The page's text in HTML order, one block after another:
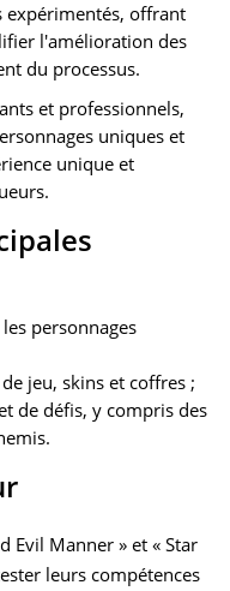
expérimentés, offrant
l'amélioration des
du processus.
et professionnels,
uniques et
unique et
personnages
jeu, skins et coffres ;
de défis, y compris des
Evil Manner » et « Star
leurs compétences